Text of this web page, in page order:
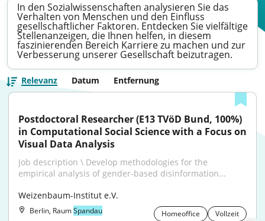
In den Sozialwissenschaften analysieren Sie das
Verhalten von Menschen und den Einfluss
gesellschaftlicher Faktoren. Entdecken Sie vielfältige
Stellenanzeigen, die Ihnen helfen, in diesem
faszinierenden Bereich Karriere zu machen und zur
Verbesserung unserer Gesellschaft beizutragen.
Relevanz Datum Entfernung
Postdoctoral Researcher (E13 TVöD Bund, 100%)
in Computational Social Science with a Focus on
Visual Data Analysis
Job description \ Develop methodologies for the
empirical analysis of gender-based disinformation...
Weizenbaum-Institut e.V.
Berlin, RaumSpandau Homeoffice Vollzeit